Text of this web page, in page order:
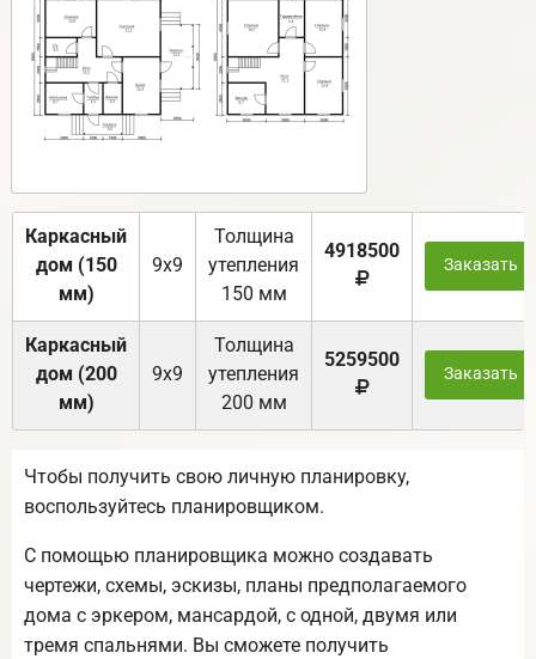
Каркасный
дом (150
мм)
9х9
Толщина
утепления
150 мм
4918500
Заказать
Каркасный
дом (200
мм)
9х9
Толщина
утепления
200 мм
5259500
Заказать
Чтобы получить свою личную планировку,
воспользуйтесь планировщиком.
С помощью планировщика можно создавать
чертежи, схемы, эскизы, планы предполагаемого
дома с эркером, мансардой, с одной, двумя или
тремя спальнями. Вы сможете получить